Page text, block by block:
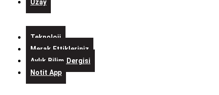
Uzay
Alo
Mars
Teknoloji
Merak Ettikleriniz
Aylık Bilim Dergisi
Notit App